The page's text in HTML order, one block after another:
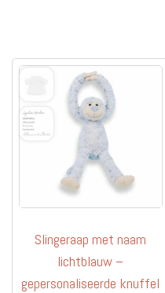
Slingeraap met naam
lichtblauw –
gepersonaliseerde knuffel